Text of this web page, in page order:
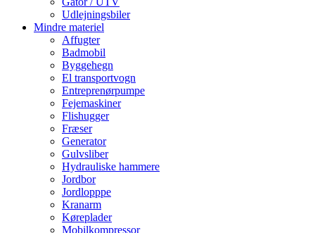
Udlejningsbiler
Mindre materiel
Affugter
Badmobil
Byggehegn
El transportvogn
Entreprenørpumpe
Fejemaskiner
Flishugger
Fræser
Generator
Gulvsliber
Hydrauliske hammere
Jordbor
Jordlopppe
Kranarm
Køreplader
Mobilkompressor